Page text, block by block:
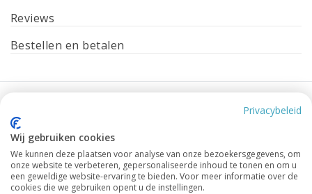
Reviews
Bestellen en betalen
Ervaringen die spreken
Onze happy customers tonen het vertrouwen en de
tevredenheid die we dagelijks leveren.
Privacybeleid
Wij gebruiken cookies
We kunnen deze plaatsen voor analyse van onze bezoekersgegevens, om
onze website te verbeteren, gepersonaliseerde inhoud te tonen en om u
een geweldige website-ervaring te bieden. Voor meer informatie over de
cookies die we gebruiken opent u de instellingen.